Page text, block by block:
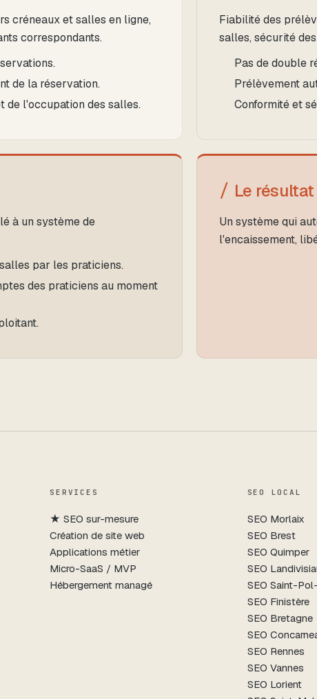
créneaux et salles en ligne,
correspondants.
de la réservation.
de l'occupation des salles.
Fiabilité des
salles, sécurité
Pas de double
Prélèvement
Conformité et
à un système de
par les praticiens.
des praticiens au moment
Le résultat
Un système qui
l'encaissement,
SERVICES
★SEO sur-mesure
Création de site web
Applications métier
Micro-SaaS / MVP
Hébergement managé
SEO LOCAL
SEO Morlaix
SEO Brest
SEO Quimper
SEO
SEO Saint-
SEO Finistère
SEO Bretagne
SEO
SEO Rennes
SEO Vannes
SEO Lorient